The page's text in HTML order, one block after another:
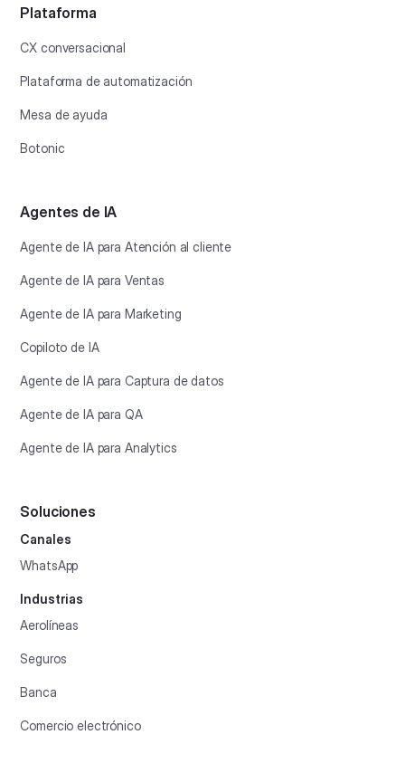
Plataforma
CX conversacional
Plataforma de automatización
Mesa de ayuda
Botonic
Agentes de IA
Agente de IA para Atención al cliente
Agente de IA para Ventas
Agente de IA para Marketing
Copiloto de IA
Agente de IA para Captura de datos
Agente de IA para QA
Agente de IA para Analytics
Soluciones
Canales
WhatsApp
Industrias
Aerolíneas
Seguros
Banca
Comercio electrónico